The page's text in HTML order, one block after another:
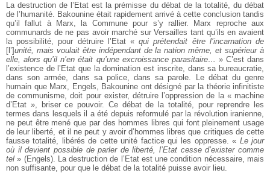
La destruction de l’Etat est la prémisse du débat de la totalité, du débat
de l’humanité. Bakounine était rapidement arrivé à cette conclusion tandis
qu’il fallut à Marx, la Commune pour s’y rallier. Marx reproche aux
communards de ne pas avoir marché sur Versailles tant qu’ils en avaient
la possibilité, pour détruire l’Etat «qui prétendait être l’incarnation de
[l’]unité, mais voulait être indépendant de la nation même, et supérieur à
elle, alors qu’il n’en était qu’une excroissance parasitaire… » C’est dans
l’existence de l’Etat que la domination est inscrite, dans sa bureaucratie,
dans son armée, dans sa police, dans sa parole. Le débat du genre
humain que Marx, Engels, Bakounine ont désigné par la théorie infinitiste
de communisme, doit pour exister, détruire l’oppression de la « machine
d’Etat », briser ce pouvoir. Ce débat de la totalité, pour reprendre les
termes dans lesquels il a été depuis reformulé par la révolution iranienne,
ne peut être mené que par des hommes libres qui font pleinement usage
de leur liberté, et il ne peut y avoir d’hommes libres que critiques de cette
fausse totalité, libérés de cette unité factice qui les oppresse. « Le jour
où il devient possible de parler de liberté, l’Etat cesse d’exister comme
tel » (Engels). La destruction de l’Etat est une condition nécessaire, mais
non suffisante, pour que le débat de la totalité puisse avoir lieu.